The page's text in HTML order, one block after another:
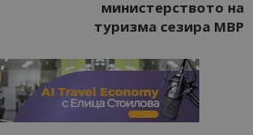
министерството на
туризма сезира МВР